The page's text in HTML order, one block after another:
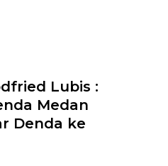
Lubis :
Medan
Denda ke